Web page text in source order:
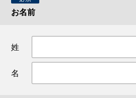
お名前
姓
名